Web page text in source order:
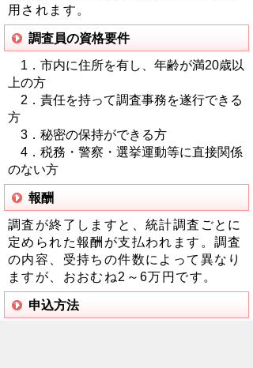
用されます。
調査員の資格要件
1．市内に住所を有し、年齢が満20歳以
上の方
2．責任を持って調査事務を遂行できる
方
3．秘密の保持ができる方
4．税務・警察・選挙運動等に直接関係
のない方
報酬
調査が終了しますと、統計調査ごとに
定められた報酬が支払われます。調査
の内容、受持ちの件数によって異なり
ますが、おおむね2 ～6万円です。
申込方法